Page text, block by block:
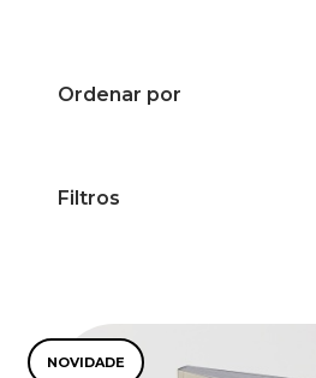
Filtros
Ordenar por
NOVIDADE